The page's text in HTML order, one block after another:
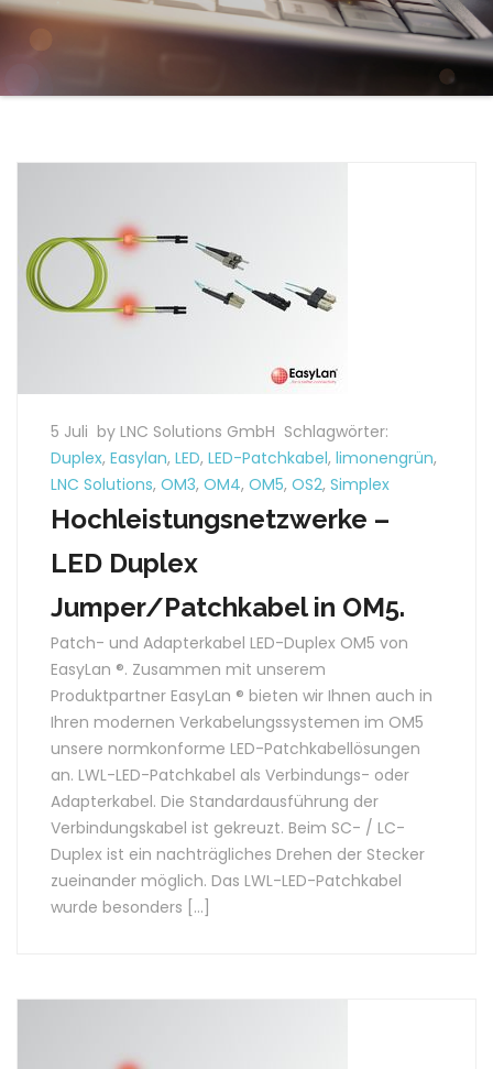
5 Juli by LNC Solutions GmbH Schlagwörter:
Duplex, Easylan, LED, LED-Patchkabel, limonengrün,
LNC Solutions, OM3, OM4, OM5, OS2, Simplex
Hochleistungsnetzwerke –
LED Duplex
Jumper/Patchkabel in OM5.
Patch- und Adapterkabel LED-Duplex OM5 von
EasyLan ®. Zusammen mit unserem
Produktpartner EasyLan ® bieten wir Ihnen auch in
Ihren modernen Verkabelungssystemen im OM5
unsere normkonforme LED-Patchkabellösungen
an. LWL-LED-Patchkabel als Verbindungs- oder
Adapterkabel. Die Standardausführung der
Verbindungskabel ist gekreuzt. Beim SC- / LC-
Duplex ist ein nachträgliches Drehen der Stecker
zueinander möglich. Das LWL-LED-Patchkabel
wurde besonders […]